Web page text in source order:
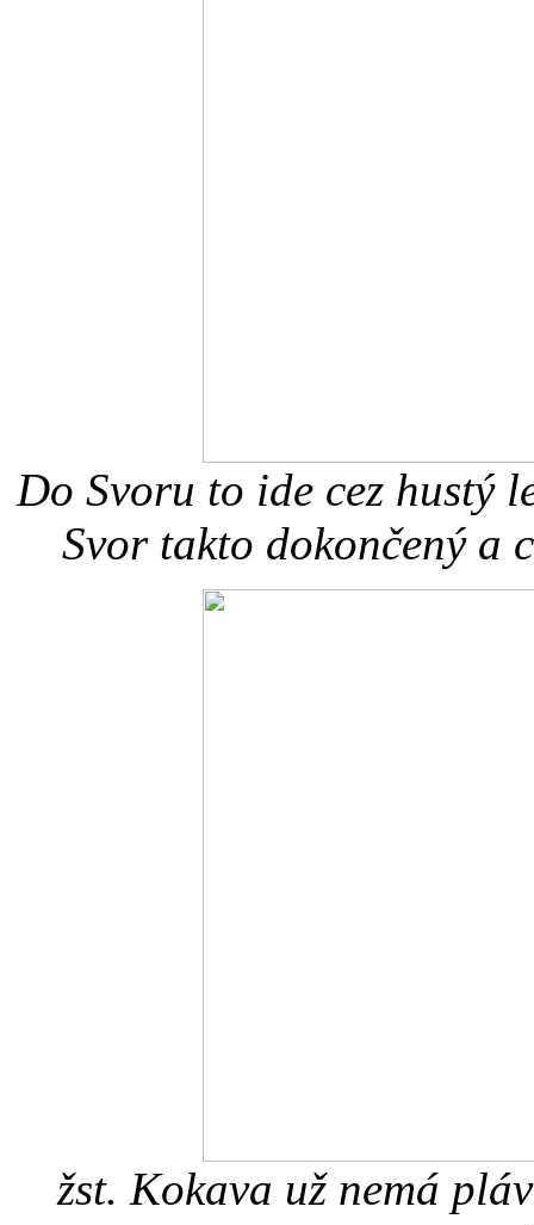
Do Svoru to ide cez hustý
Svor takto dokončený a
žst. Kokava už nemá